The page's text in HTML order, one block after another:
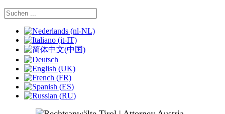
Sprache auswählen